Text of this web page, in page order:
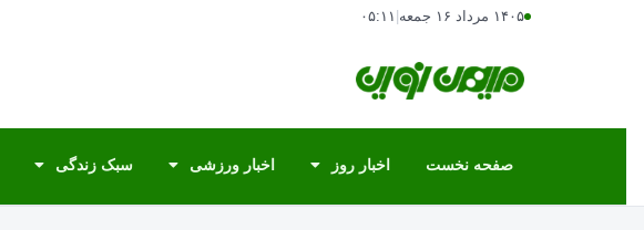
۱۴۰۵ مرداد ۱۶ جمعه ۰۵:۱۱
صفحه نخست اخبار روز اخبار ورزشی سبک زندگی